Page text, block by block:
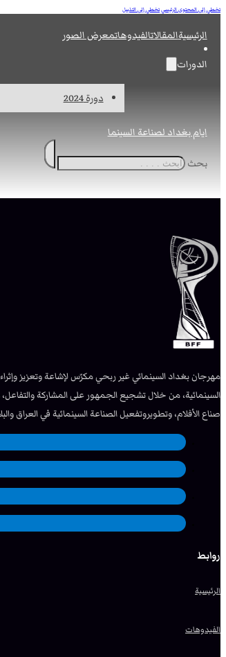
تخطي إلى المحتوى الرئيسيتخطي إلى التذييل
الرئيسيةالمقالاتالفيدوهاتمعرض الصور
الدورات
دورة 2024
ايام بغداد لصناعة السينما
بحث
مهرجان بغداد السينمائي غير ربحي مكرّس لإشاعة وتعزيز وإثراء
السينمائية، من خلال تشجيع الجمهور على المشاركة
صناع الأفلام، وتطويروتفعيل الصناعة السينمائية في العراق
روابط
الرئيسية
الفيدوهات